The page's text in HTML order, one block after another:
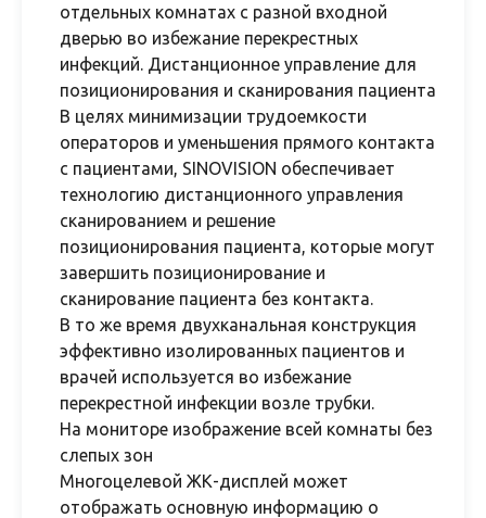
отдельных комнатах с разной входной
дверью во избежание перекрестных
инфекций. Дистанционное управление для
позиционирования и сканирования пациента
В целях минимизации трудоемкости
операторов и уменьшения прямого контакта
с пациентами, SINOVISION обеспечивает
технологию дистанционного управления
сканированием и решение
позиционирования пациента, которые могут
завершить позиционирование и
сканирование пациента без контакта.
В то же время двухканальная конструкция
эффективно изолированных пациентов и
врачей используется во избежание
перекрестной инфекции возле трубки.
На мониторе изображение всей комнаты без
слепых зон
Многоцелевой ЖК-дисплей может
отображать основную информацию о